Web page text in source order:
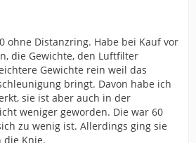
ohne Distanzring. Habe bei Kauf vor
die Gewichte, den Luftfilter
Gewichte rein weil das
bringt. Davon habe ich
sie ist aber auch in der
weniger geworden. Die war 60
zu wenig ist. Allerdings ging sie
die Knie.